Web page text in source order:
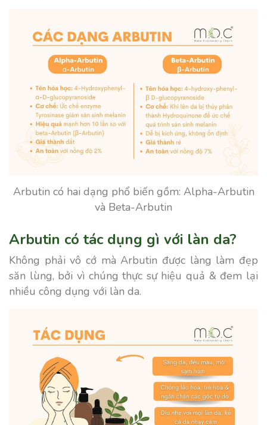
Arbutin có hai dạng phổ biến gồm: Alpha-Arbutin
và Beta-Arbutin
Arbutin có tác dụng gì với làn da?
Không phải vô cớ mà Arbutin được làng làm đẹp
săn lùng, bởi vì chúng thực sự hiệu quả & đem lại
nhiều công dụng với làn da.